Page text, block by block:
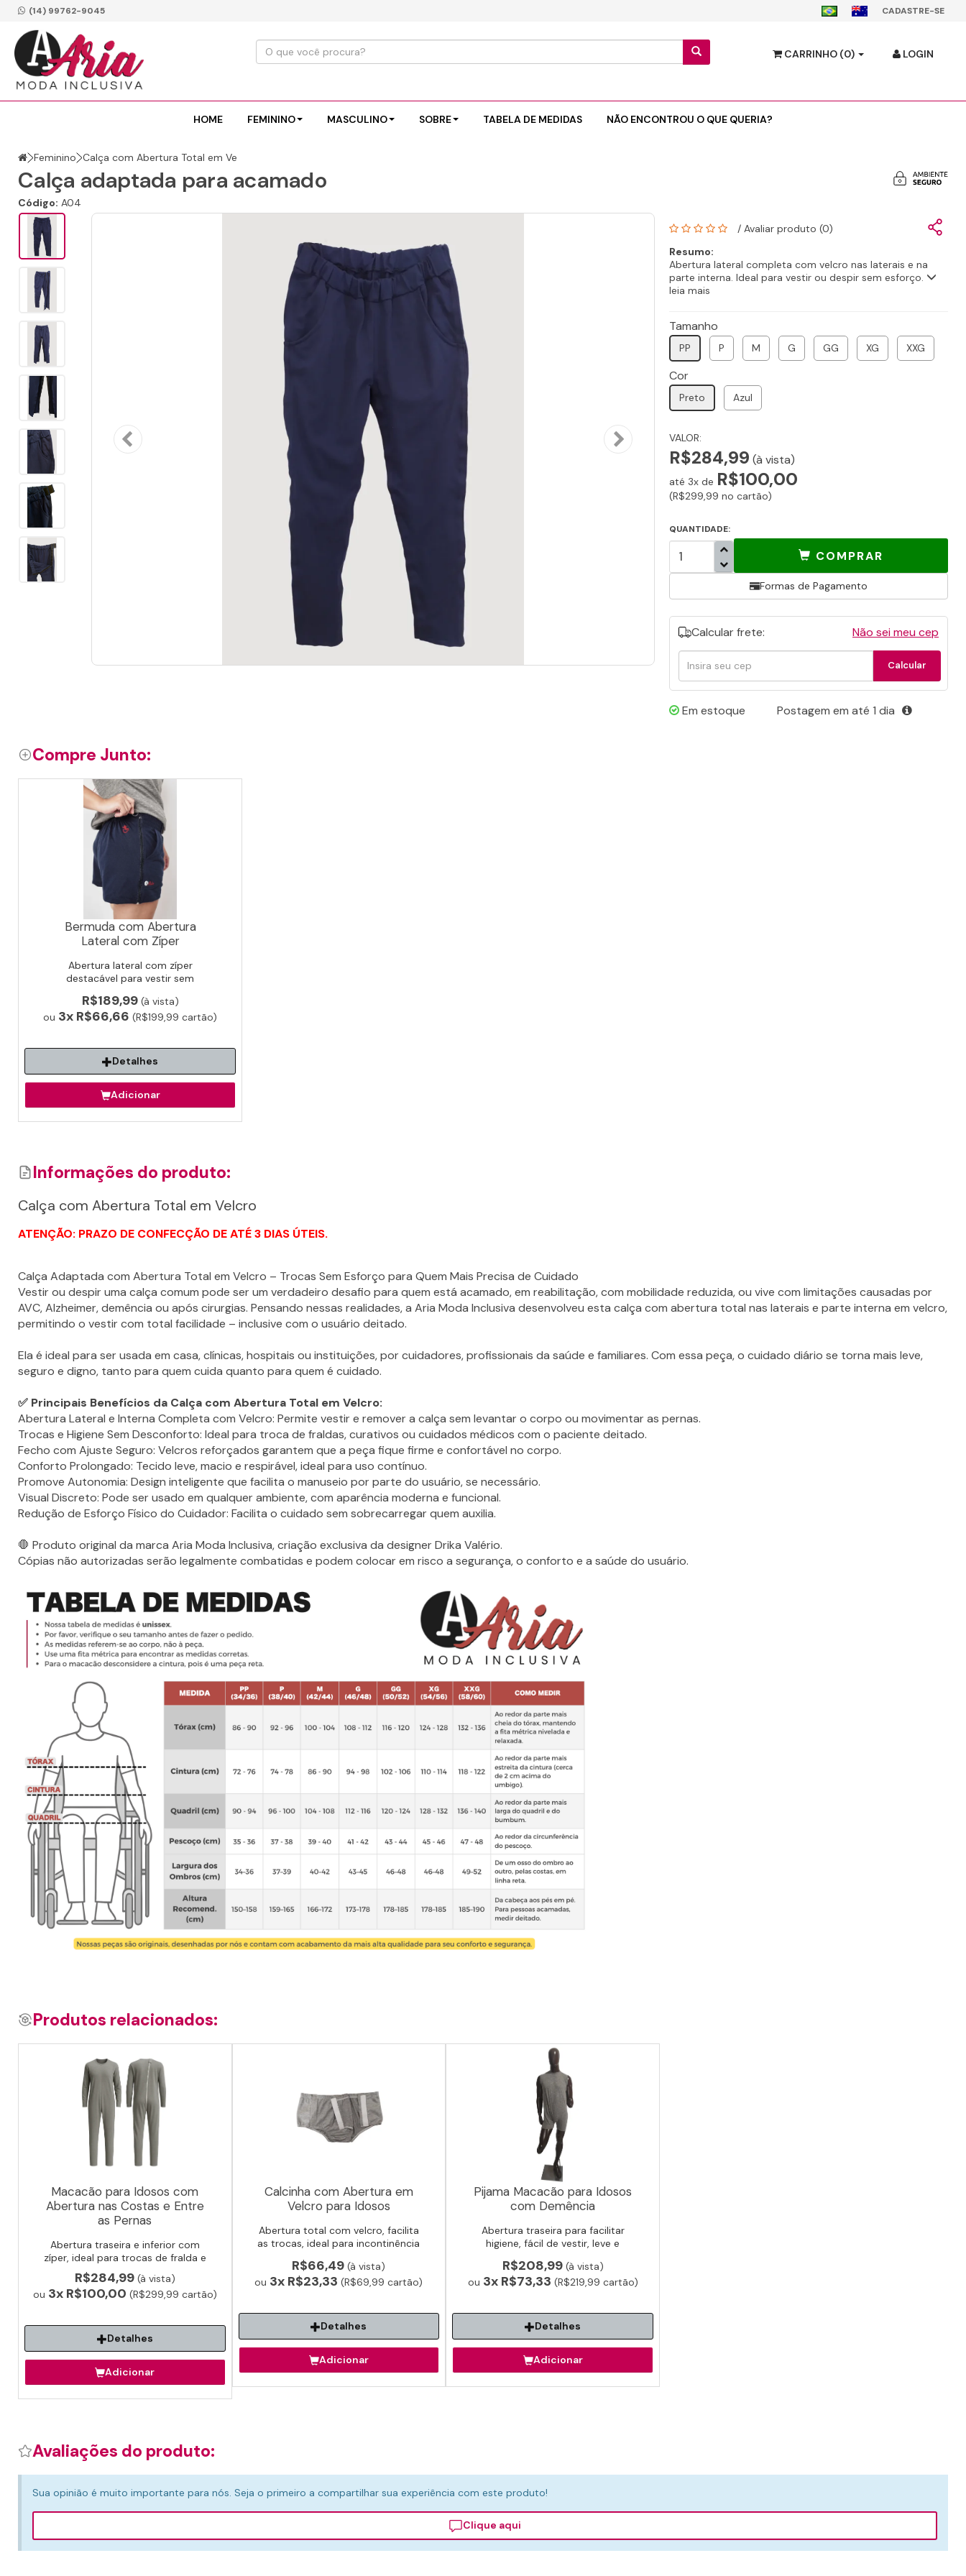
(14) 99762-9045 CADASTRE-SE
LOGIN
CARRINHO (0)
HOME FEMININO MASCULINO SOBRE TABELA DE MEDIDAS NÃO ENCONTROU O QUE QUERIA?
Feminino Calça com Abertura Total em Ve
Calça adaptada para acamado
Código: A04
/ Avaliar produto (0)
Resumo:
Abertura lateral completa com velcro nas laterais e na
parte interna. Ideal para vestir ou despir sem esforço.
leia mais
Tamanho
PP P M G GG XG XXG
Cor
Preto Azul
VALOR:
R$284,99 (à vista)
até 3x de R$100,00
(R$299,99 no cartão)
QUANTIDADE:
COMPRAR
Formas de Pagamento
Calcular frete: Não sei meu cep
Calcular
frete
Calcular
Em estoque Postagem em até 1 dia
Compre Junto:
Bermuda com Abertura
Lateral com Zíper
Abertura lateral com zíper
destacável para vestir sem
cirúrgico e reabilitação.
R$189,99(à vista)
ou 3x R$66,66 (R$199,99 cartão)
Detalhes
Adicionar
Informações do produto:
Calça com Abertura Total em Velcro
ATENÇÃO: PRAZO DE CONFECÇÃO DE ATÉ 3 DIAS ÚTEIS.
Calça Adaptada com Abertura Total em Velcro – Trocas Sem Esforço para Quem Mais Precisa de Cuidado
Vestir ou despir uma calça comum pode ser um verdadeiro desafio para quem está acamado, em reabilitação, com mobilidade reduzida, ou vive com limitações causadas por
AVC, Alzheimer, demência ou após cirurgias. Pensando nessas realidades, a Aria Moda Inclusiva desenvolveu esta calça com abertura total nas laterais e parte interna em velcro,
permitindo o vestir com total facilidade – inclusive com o usuário deitado.
Ela é ideal para ser usada em casa, clínicas, hospitais ou instituições, por cuidadores, profissionais da saúde e familiares. Com essa peça, o cuidado diário se torna mais leve,
seguro e digno, tanto para quem cuida quanto para quem é cuidado.
✅ Principais Benefícios da Calça com Abertura Total em Velcro:
Abertura Lateral e Interna Completa com Velcro: Permite vestir e remover a calça sem levantar o corpo ou movimentar as pernas.
Trocas e Higiene Sem Desconforto: Ideal para troca de fraldas, curativos ou cuidados médicos com o paciente deitado.
Fecho com Ajuste Seguro: Velcros reforçados garantem que a peça fique firme e confortável no corpo.
Conforto Prolongado: Tecido leve, macio e respirável, ideal para uso contínuo.
Promove Autonomia: Design inteligente que facilita o manuseio por parte do usuário, se necessário.
Visual Discreto: Pode ser usado em qualquer ambiente, com aparência moderna e funcional.
Redução de Esforço Físico do Cuidador: Facilita o cuidado sem sobrecarregar quem auxilia.
🛑 Produto original da marca Aria Moda Inclusiva, criação exclusiva da designer Drika Valério.
Cópias não autorizadas serão legalmente combatidas e podem colocar em risco a segurança, o conforto e a saúde do usuário.
Produtos relacionados:
Macacão para Idosos com
Abertura nas Costas e Entre
as Pernas
Abertura traseira e inferior com
zíper, ideal para trocas de fralda e
higiene facilitada.
R$284,99(à vista)
ou 3x R$100,00 (R$299,99 cartão)
Detalhes
Adicionar
Calcinha com Abertura em
Velcro para Idosos
Abertura total com velcro, facilita
as trocas, ideal para incontinência
R$66,49 (à vista)
ou 3x R$23,33 (R$69,99 cartão)
Detalhes
Adicionar
Pijama Macacão para Idosos
com Demência
Abertura traseira para facilitar
higiene, fácil de vestir, leve e
a roupa. Pode ser utilizado por
baixo da roupa.
R$208,99(à vista)
ou 3x R$73,33 (R$219,99 cartão)
Detalhes
Adicionar
Avaliações do produto:
Sua opinião é muito importante para nós. Seja o primeiro a compartilhar sua experiência com este produto!
Clique aqui